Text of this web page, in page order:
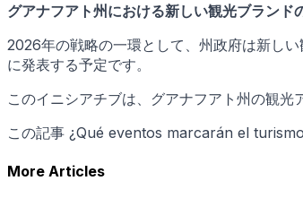
グアナフアト州における新しい観光ブランド
2026年の戦略の一環として、州政府は新し
に発表する予定です。
このイニシアチブは、グアナフアト州の観光
この記事 ¿Qué eventos marcarán el
More Articles